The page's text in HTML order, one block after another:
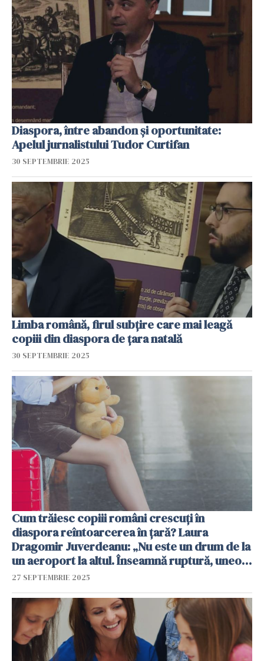
Diaspora, între abandon și oportunitate:
Apelul jurnalistului Tudor Curtifan
30 SEPTEMBRIE 2025
Limba română, firul subțire care mai leagă
copiii din diaspora de țara natală
30 SEPTEMBRIE 2025
Cum trăiesc copiii români crescuți în
diaspora reîntoarcerea în țară? Laura
Dragomir Juverdeanu: „Nu este un drum de la
un aeroport la altul. Înseamnă ruptură, uneori
chiar prăbușire” / VIDEO
27 SEPTEMBRIE 2025